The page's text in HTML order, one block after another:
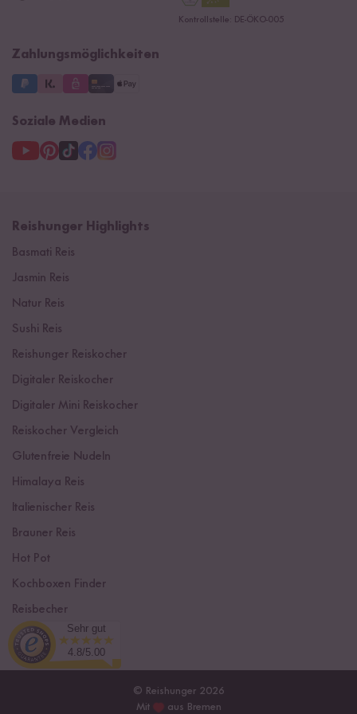
Kontrollstelle: DE-ÖKO-005
Zahlungsmöglichkeiten
Soziale Medien
Reishunger Highlights
Basmati Reis
Jasmin Reis
Natur Reis
Sushi Reis
Reishunger Reiskocher
Digitaler Reiskocher
Digitaler Mini Reiskocher
Reiskocher Vergleich
Glutenfreie Nudeln
Himalaya Reis
Italienischer Reis
Brauner Reis
Hot Pot
Kochboxen Finder
Reisbecher
Sushi Einsteiger Box
© Reishunger 2026
Mit
aus Bremen
Sehr gut
4.8/5.00